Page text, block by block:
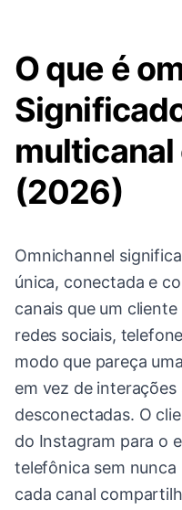
O que é
multicanal
(2026)
Omnichannel
única, conectada e
canais que um cliente
redes sociais,
modo que pareça
em vez de interações
desconectadas. O
do Instagram para o
telefônica sem
cada canal